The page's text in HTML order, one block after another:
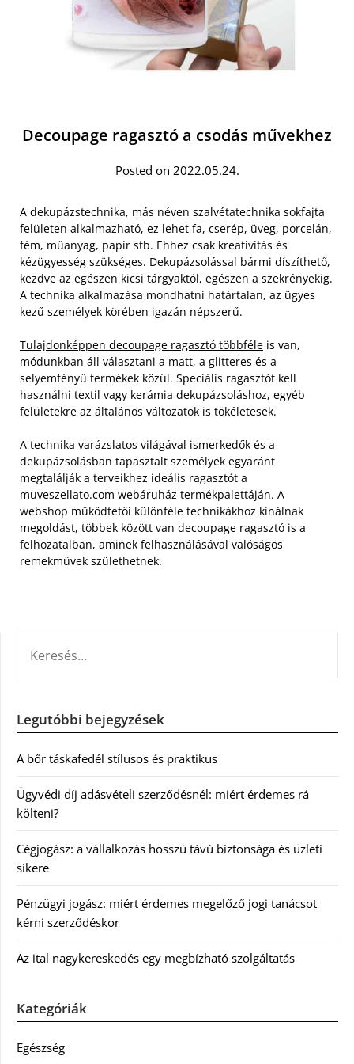
Decoupage ragasztó a csodás művekhez
Posted on 2022.05.24.
A dekupázstechnika, más néven szalvétatechnika sokfajta
felületen alkalmazható, ez lehet fa, cserép, üveg, porcelán,
fém, műanyag, papír stb. Ehhez csak kreativitás és
kézügyesség szükséges. Dekupázsolással bármi díszíthető,
kezdve az egészen kicsi tárgyaktól, egészen a szekrényekig.
A technika alkalmazása mondhatni határtalan, az ügyes
kezű személyek körében igazán népszerű.
Tulajdonképpen decoupage ragasztó többféle is van,
módunkban áll választani a matt, a glitteres és a
selyemfényű termékek közül. Speciális ragasztót kell
használni textil vagy kerámia dekupázsoláshoz, egyéb
felületekre az általános változatok is tökéletesek.
A technika varázslatos világával ismerkedők és a
dekupázsolásban tapasztalt személyek egyaránt
megtalálják a terveikhez ideális ragasztót a
muveszellato.com webáruház termékpalettáján. A
webshop működtetői különféle technikákhoz kínálnak
megoldást, többek között van decoupage ragasztó is a
felhozatalban, aminek felhasználásával valóságos
remekművek születhetnek.
Legutóbbi bejegyzések
A bőr táskafedél stílusos és praktikus
Ügyvédi díj adásvételi szerződésnél: miért érdemes rá
költeni?
Cégjogász: a vállalkozás hosszú távú biztonsága és üzleti
sikere
Pénzügyi jogász: miért érdemes megelőző jogi tanácsot
kérni szerződéskor
Az ital nagykereskedés egy megbízható szolgáltatás
Kategóriák
Egészség